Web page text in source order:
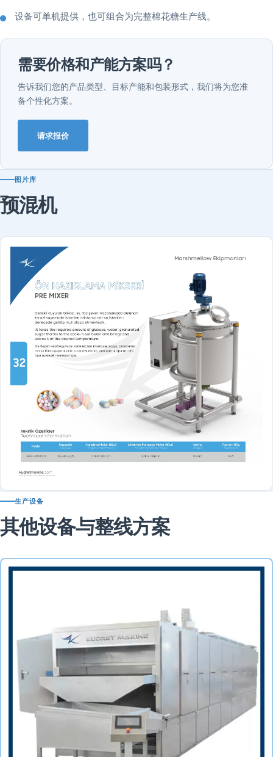
设备可单机提供，也可组合为完整棉花糖生产线。
需要价格和产能方案吗？
告诉我们您的产品类型、目标产能和包装形式，我们将为您准
备个性化方案。
请求报价
图片库
预混机
生产设备
其他设备与整线方案